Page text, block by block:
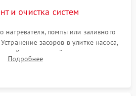
и очистка систем
нагревателя, помпы или заливного
засоров в улитке насоса,
Компонентный ремонт платы
поврежденной проводки.
Подробнее